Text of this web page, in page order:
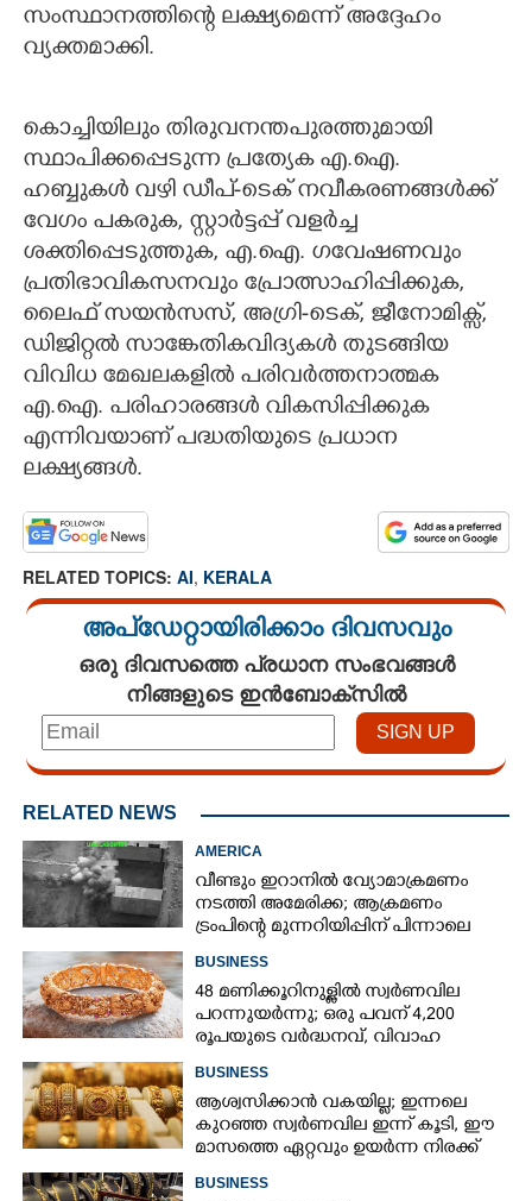
സംസ്ഥാനത്തിന്റെ ലക്ഷ്യമെന്ന് അദ്ദേഹം
വ്യക്തമാക്കി.
കൊച്ചിയിലും തിരുവനന്തപുരത്തുമായി
സ്ഥാപിക്കപ്പെടുന്ന പ്രത്യേക എ.ഐ.
ഹബ്ബുകൾ വഴി ഡീപ്-ടെക് നവീകരണങ്ങൾക്ക്
വേഗം പകരുക, സ്റ്റാർട്ടപ്പ് വളർച്ച
ശക്തിപ്പെടുത്തുക, എ.ഐ. ഗവേഷണവും
പ്രതിഭാവികസനവും പ്രോത്സാഹിപ്പിക്കുക,
ലൈഫ് സയൻസസ്, അഗ്രി-ടെക്, ജീനോമിക്സ്,
ഡിജിറ്റൽ സാങ്കേതികവിദ്യകൾ തുടങ്ങിയ
വിവിധ മേഖലകളിൽ പരിവർത്തനാത്മക
എ.ഐ. പരിഹാരങ്ങൾ വികസിപ്പിക്കുക
എന്നിവയാണ് പദ്ധതിയുടെ പ്രധാന
ലക്ഷ്യങ്ങൾ.
RELATED TOPICS: AI, KERALA
അപ്ഡേറ്റായിരിക്കാം ദിവസവും
ഒരു ദിവസത്തെ പ്രധാന സംഭവങ്ങൾ
നിങ്ങളുടെ ഇൻബോക്സിൽ
RELATED NEWS
AMERICA
വീണ്ടും ഇറാനിൽ വ്യോമാക്രമണം
നടത്തി അമേരിക്ക; ആക്രമണം
ട്രംപിന്റെ മുന്നറിയിപ്പിന് പിന്നാലെ
BUSINESS
48 മണിക്കൂറിനുള്ളിൽ സ്വർണവില
പറന്നുയർന്നു; ഒരു പവന് 4,200
രൂപയുടെ വർദ്ധനവ്, വിവാഹ
BUSINESS
ആശ്വസിക്കാൻ വകയില്ല; ഇന്നലെ
കുറഞ്ഞ സ്വർണവില ഇന്ന് കൂടി, ഈ
മാസത്തെ ഏറ്റവും ഉയർന്ന നിരക്ക്
BUSINESS